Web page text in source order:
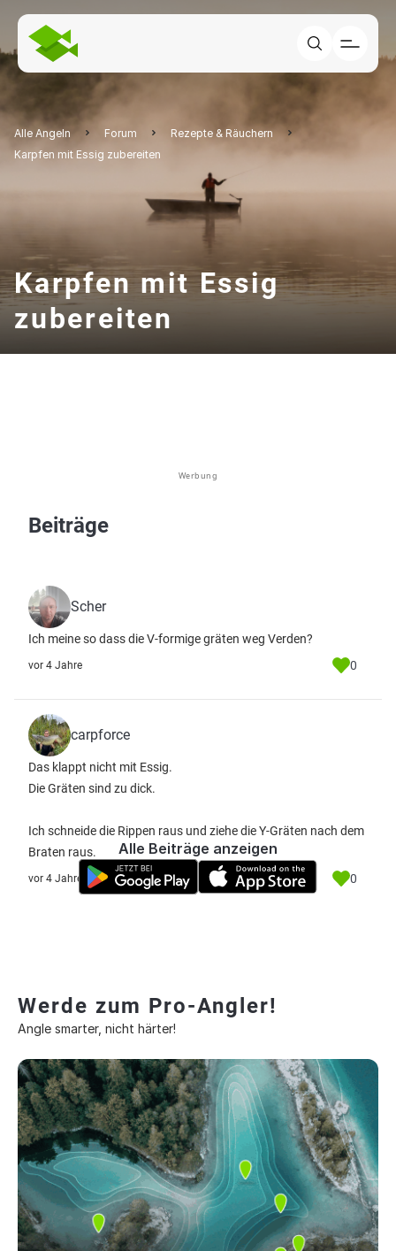
Alle Angeln Forum
Rezepte & Räuchern
Karpfen mit Essig zubereiten
Karpfen mit Essig
zubereiten
Werbung
Beiträge
Scher
Ich meine so dass die V-formige gräten weg Verden?
vor 4 Jahre 0
carpforce
Das klappt nicht mit Essig.
Die Gräten sind zu dick.
Ich schneide die Rippen raus und ziehe die Y-Gräten nach dem
Braten raus.
vor 4 Jahre 0
Alle Beiträge anzeigen
Werde zum Pro-Angler!
Angle smarter, nicht härter!